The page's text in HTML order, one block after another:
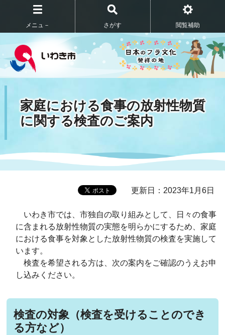
メニュ－ さがす 閲覧補助
家庭における食事の放射性物質
に関する検査のご案内
更新日：2023年1月6日
いわき市では、市独自の取り組みとして、日々の食事
に含まれる放射性物質の実態を明らかにするため、家庭
における食事を対象とした放射性物質の検査を実施して
います。
検査を希望される方は、次の案内をご確認のうえお申
し込みください。
検査の対象（検査を受けることのでき
る方など）